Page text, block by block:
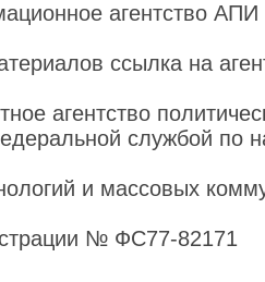
агентство
ссылка на
агентство
службой по
и массовых
№ ФС77-82171